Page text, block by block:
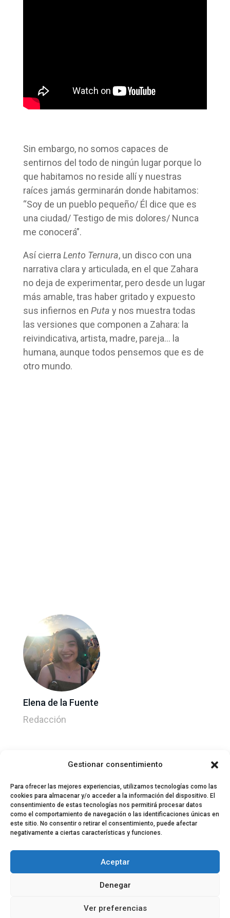
Gestionar consentimiento
Para ofrecer las mejores experiencias, utilizamos tecnologías como las
cookies para almacenar y/o acceder a la información del dispositivo. El
consentimiento de estas tecnologías nos permitirá procesar datos
como el comportamiento de navegación o las identificaciones únicas en
este sitio. No consentir o retirar el consentimiento, puede afectar
negativamente a ciertas características y funciones.
Aceptar
Denegar
Ver preferencias
Sin embargo, no somos capaces de
sentirnos del todo de ningún lugar porque lo
que habitamos no reside allí y nuestras
raíces jamás germinarán donde habitamos:
“Soy de un pueblo pequeño/ Él dice que es
una ciudad/ Testigo de mis dolores/ Nunca
me conocerá”.
Así cierra Lento Ternura, un disco con una
narrativa clara y articulada, en el que Zahara
no deja de experimentar, pero desde un lugar
más amable, tras haber gritado y expuesto
sus infiernos en Puta y nos muestra todas
las versiones que componen a Zahara: la
reivindicativa, artista, madre, pareja… la
humana, aunque todos pensemos que es de
otro mundo.
Elena de la Fuente
Redacción
Equipo EPDLT Contacto